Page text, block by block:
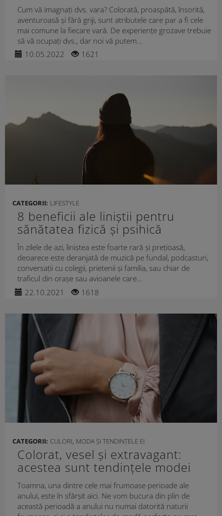
Cum vă imagnați dvs. vara? Colorată, proaspătă, însorită,
aventuroasă și fără griji, sunt atributele care par a fi cele
mai comune la fiecare vară. De experiențe grozave trebuie
să vă ocupați dvs., dar noi vă putem...
10.05.2022
1621
CATEGORII: LIFESTYLE
8 beneficii ale liniștii pentru
sănătatea fizică și psihică
În zilele de azi, liniștea este foarte rară și prețioasă,
deoarece este deranjată de muzică pe fundal, podcasturi,
conversații cu colegii, prietenii și familia, sau chiar de
traficul din orașe sau avioanele care...
22.10.2021
1618
CATEGORII: CULORI, MODA ȘI TENDINȚELE EI
Colorat, vesel și extravagant:
acestea sunt tendințele modei
pentru toamna anului 2021
Toamna, una dintre cele mai frumoase perioade ale
anului, este în sfârșit aici. Ne vom bucura din plin de
această perioadă a anului nu numai datorită naturii